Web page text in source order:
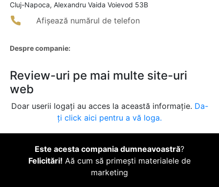
Cluj-Napoca, Alexandru Vaida Voievod 53B
Afișează numărul de telefon
Despre companie:
Review-uri pe mai multe site-uri
web
Doar userii logați au acces la această informație. Da-
ți click aici pentru a vă loga.
Este acesta compania dumneavoastră?
Felicitări! Aă cum să primești materialele de
marketing